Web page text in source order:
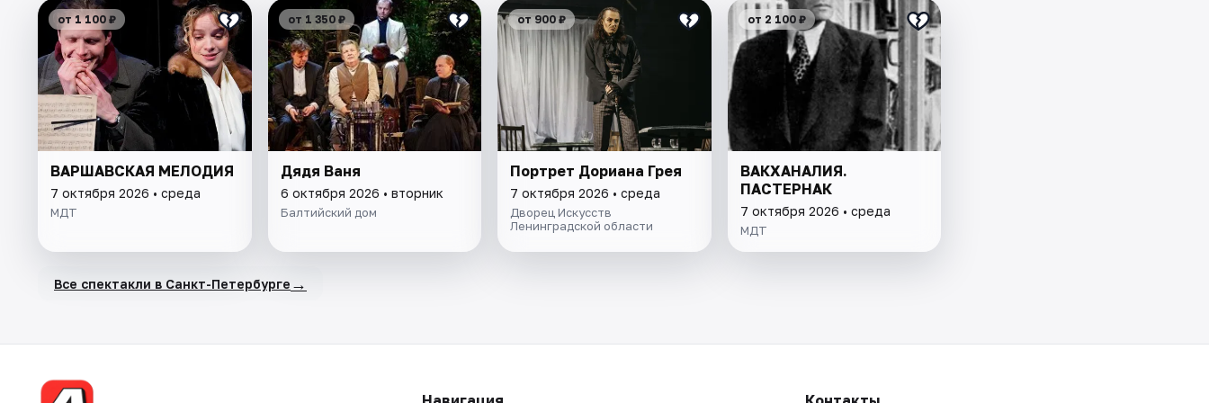
от 1 100 ₽
ВАРШАВСКАЯ МЕЛОДИЯ
7 октября 2026 • среда
МДТ
от 1 350 ₽
Дядя Ваня
6 октября 2026 • вторник
Балтийский дом
от 900 ₽
Портрет Дориана Грея
7 октября 2026 • среда
Дворец Искусств
Ленинградской области
от 2 100 ₽
ВАКХАНАЛИЯ.
ПАСТЕРНАК
7 октября 2026 • среда
МДТ
Все спектакли в Санкт-Петербурге →